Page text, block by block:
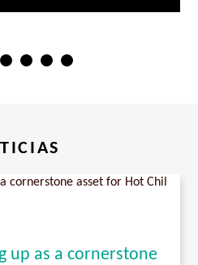
up as a cornerstone